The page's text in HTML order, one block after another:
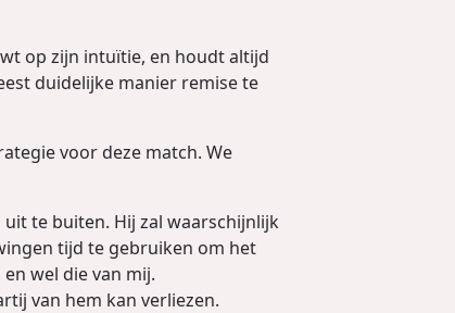
op zijn intuïtie, en houdt altijd
duidelijke manier remise te
voor deze match. We
te buiten. Hij zal waarschijnlijk
tijd te gebruiken om het
wel die van mij.
van hem kan verliezen.